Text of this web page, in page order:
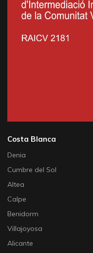
Costa Blanca
Denia
Cumbre del Sol
Altea
Calpe
Benidorm
Villajoyosa
Alicante